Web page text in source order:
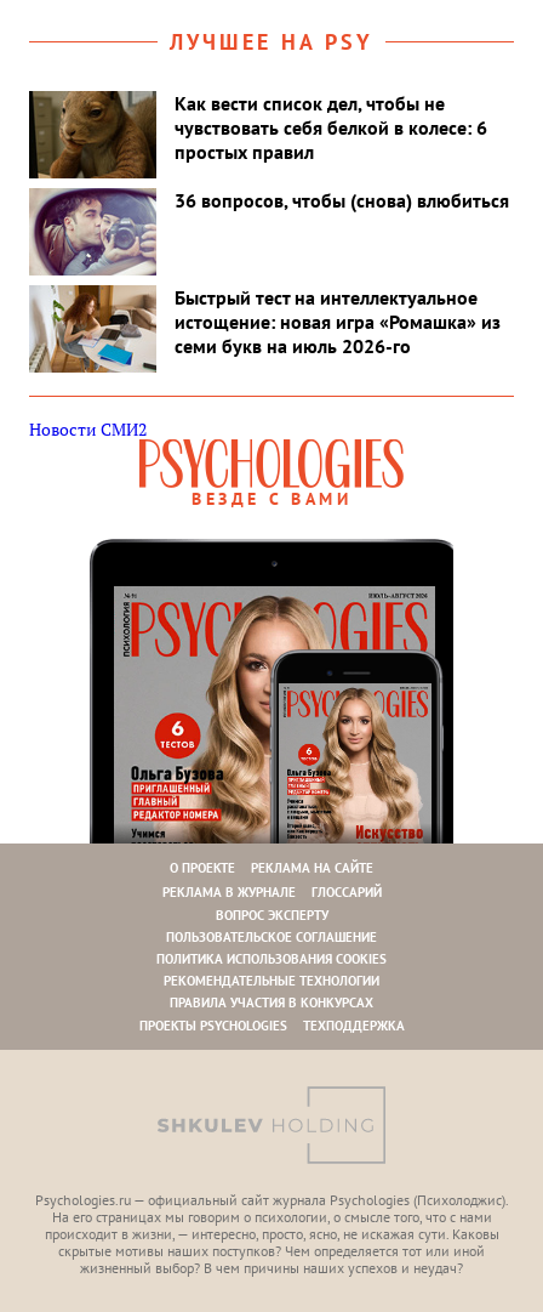
ЛУЧШЕЕ НА PSY
Как вести список дел, чтобы не
чувствовать себя белкой в колесе: 6
простых правил
36 вопросов, чтобы (снова) влюбиться
Быстрый тест на интеллектуальное
истощение: новая игра «Ромашка» из
семи букв на июль 2026-го
Новости СМИ2
ВЕЗДЕ С ВАМИ
О ПРОЕКТЕ
РЕКЛАМА НА САЙТЕ
РЕКЛАМА В ЖУРНАЛЕ
ГЛОССАРИЙ
ВОПРОС ЭКСПЕРТУ
ПОЛЬЗОВАТЕЛЬСКОЕ СОГЛАШЕНИЕ
ПОЛИТИКА ИСПОЛЬЗОВАНИЯ COOKIES
РЕКОМЕНДАТЕЛЬНЫЕ ТЕХНОЛОГИИ
ПРАВИЛА УЧАСТИЯ В КОНКУРСАХ
ПРОЕКТЫ PSYCHOLOGIES
ТЕХПОДДЕРЖКА
Psychologies.ru — официальный сайт журнала Psychologies (Психoлоджиc).
На его страницах мы говорим о психологии, о смысле того, что с нами
происходит в жизни, — интересно, просто, ясно, не искажая сути. Каковы
скрытые мотивы наших поступков? Чем определяется тот или иной
жизненный выбор? В чем причины наших успехов и неудач?